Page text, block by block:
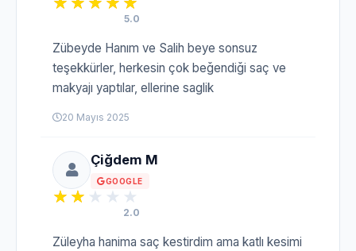
5.0
Zübeyde Hanım ve Salih beye sonsuz
teşekkürler, herkesin çok beğendiği saç ve
makyajı yaptılar, ellerine saglik
20 Mayıs 2025
Çiğdem M
GOOGLE
2.0
Züleyha hanima saç kestirdim ama katlı kesimi